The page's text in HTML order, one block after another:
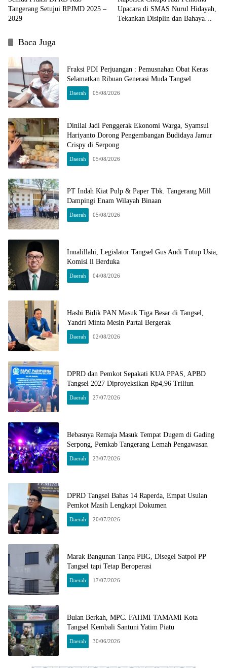
Tangerang Setujui RPJMD 2025 –
2029
Upacara di SMAS Nurul Hidayah,
Tekankan Disiplin dan Bahaya
Baca Juga
Fraksi PDI Perjuangan : Pemusnahan Obat Keras
Selamatkan Ribuan Generasi Muda Tangsel
Daerah 05/08/2026
Dinilai Jadi Penggerak Ekonomi Warga, Syamsul
Hariyanto Dorong Pengembangan Budidaya Jamur
Crispy di Serpong
Daerah 05/08/2026
PT Indah Kiat Pulp & Paper Tbk. Tangerang Mill
Dampingi Enam Wilayah Binaan
Daerah 05/08/2026
Innalillahi, Legislator Tangsel Gus Andi Tutup Usia,
Komisi ll Berduka
Daerah 04/08/2026
Hasbi Bidik PAN Masuk Tiga Besar di Tangsel,
Yandri Minta Mesin Partai Bergerak
Daerah 02/08/2026
DPRD dan Pemkot Sepakati KUA PPAS, APBD
Tangsel 2027 Diproyeksikan Rp4,96 Triliun
Daerah 27/07/2026
Bebasnya Remaja Masuk Tempat Dugem di Gading
Serpong, Pemkab Tangerang Lemah Pengawasan
Daerah 23/07/2026
DPRD Tangsel Bahas 14 Raperda, Empat Usulan
Pemkot Masih Lengkapi Dokumen
Daerah 20/07/2026
Marak Bangunan Tanpa PBG, Disegel Satpol PP
Tangsel tapi Tetap Beroperasi
Daerah 17/07/2026
Bulan Berkah, MPC. FAHMI TAMAMI Kota
Tangsel Kembali Santuni Yatim Piatu
Daerah 30/06/2026